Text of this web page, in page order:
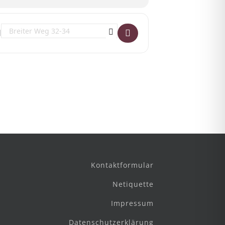
Destination Address - Radiokonzert []
Kontaktformular
Netiquette
Impressum
Datenschutzerklärung